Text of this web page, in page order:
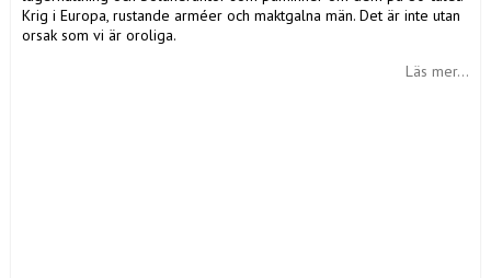
Krig i Europa, rustande arméer och maktgalna män. Det är inte utan
orsak som vi är oroliga.
Läs mer...